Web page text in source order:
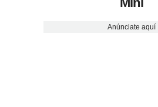
Anúnciate aquí